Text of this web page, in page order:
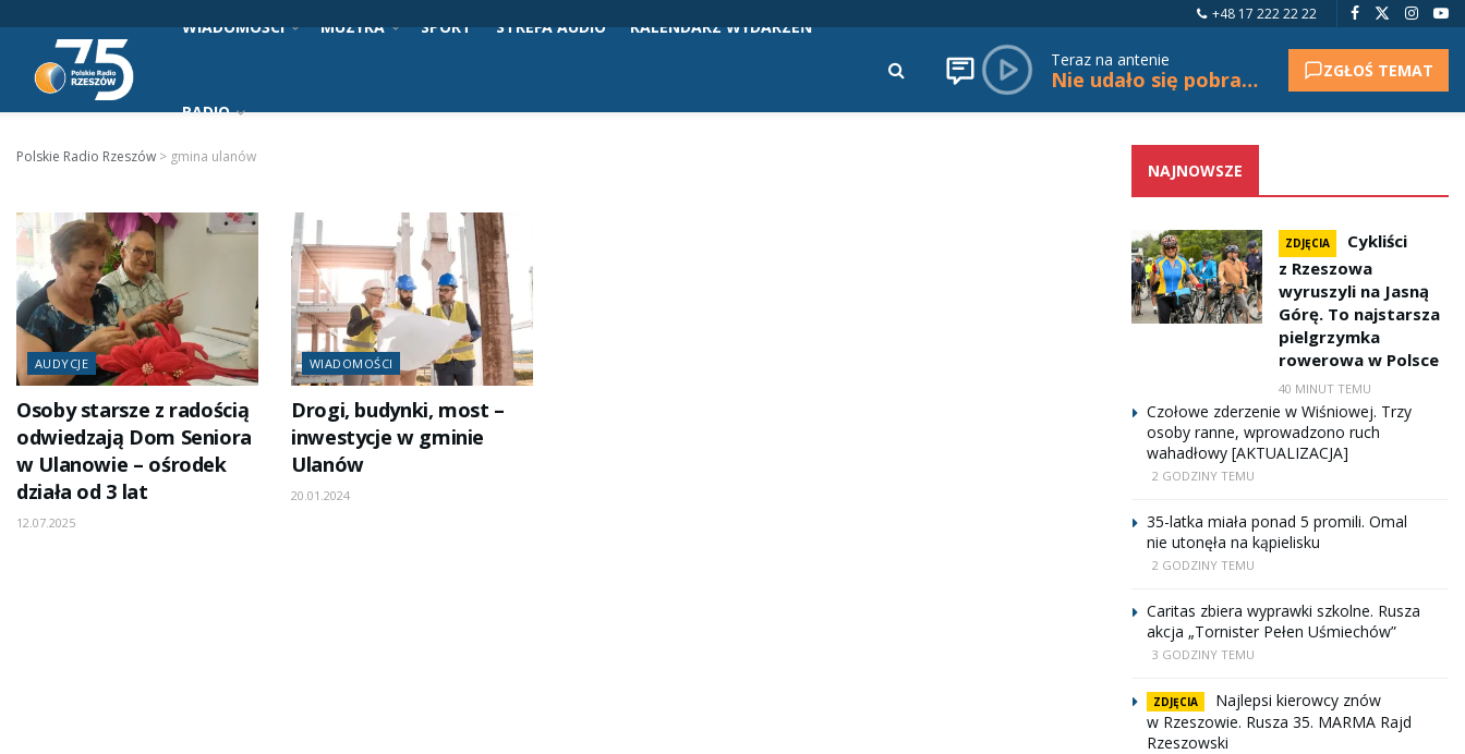
+48 17 222 22 22
WIADOMOŚCI MUZYKA SPORT STREFA AUDIO KALENDARZ WYDARZEŃ
RADIO
Teraz na antenie
Nie udało się pobrać tytułu. ZGŁOŚ TEMAT
Polskie Radio Rzeszów > gmina ulanów
AUDYCJE
Osoby starsze z radością
odwiedzają Dom Seniora
w Ulanowie – ośrodek
działa od 3 lat
12.07.2025
WIADOMOŚCI
Drogi, budynki, most –
inwestycje w gminie
Ulanów
20.01.2024
NAJNOWSZE
ZDJĘCIA
Cykliści
z Rzeszowa
wyruszyli na Jasną
Górę. To najstarsza
pielgrzymka
rowerowa w Polsce
40 MINUT TEMU
Czołowe zderzenie w Wiśniowej. Trzy
osoby ranne, wprowadzono ruch
wahadłowy [AKTUALIZACJA]
2 GODZINY TEMU
35-latka miała ponad 5 promili. Omal
nie utonęła na kąpielisku
2 GODZINY TEMU
Caritas zbiera wyprawki szkolne. Rusza
akcja „Tornister Pełen Uśmiechów”
3 GODZINY TEMU
ZDJĘCIA
Najlepsi kierowcy znów
w Rzeszowie. Rusza 35. MARMA Rajd
Rzeszowski